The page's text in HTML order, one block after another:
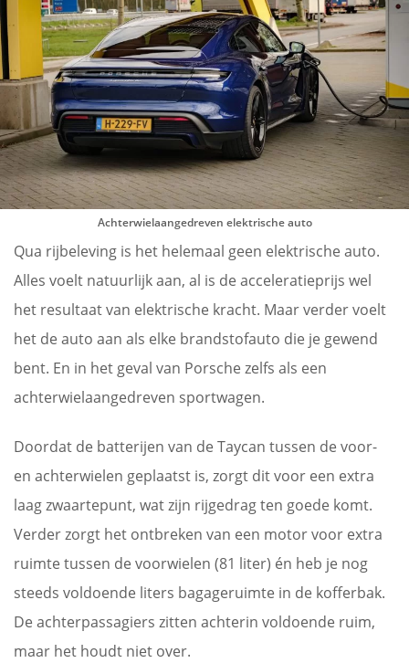
Achterwielaangedreven elektrische auto
Qua rijbeleving is het helemaal geen elektrische auto.
Alles voelt natuurlijk aan, al is de acceleratieprijs wel
het resultaat van elektrische kracht. Maar verder voelt
het de auto aan als elke brandstofauto die je gewend
bent. En in het geval van Porsche zelfs als een
achterwielaangedreven sportwagen.
Doordat de batterijen van de Taycan tussen de voor-
en achterwielen geplaatst is, zorgt dit voor een extra
laag zwaartepunt, wat zijn rijgedrag ten goede komt.
Verder zorgt het ontbreken van een motor voor extra
ruimte tussen de voorwielen (81 liter) én heb je nog
steeds voldoende liters bagageruimte in de kofferbak.
De achterpassagiers zitten achterin voldoende ruim,
maar het houdt niet over.